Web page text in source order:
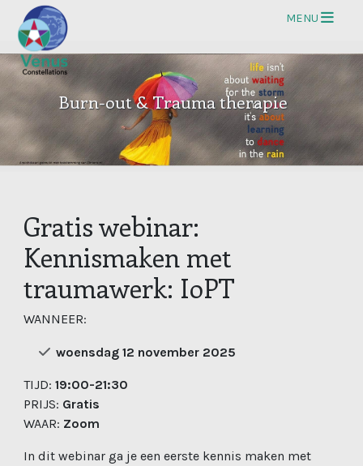
MENU
Burn-out & Trauma therapie
Gratis webinar:
Kennismaken met
traumawerk: IoPT
WANNEER:
woensdag 12 november 2025
TIJD: 19:00-21:30
PRIJS: Gratis
WAAR: Zoom
In dit webinar ga je een eerste kennis maken met